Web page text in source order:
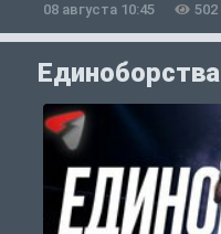
08 августа 10:45 502
Единоборства